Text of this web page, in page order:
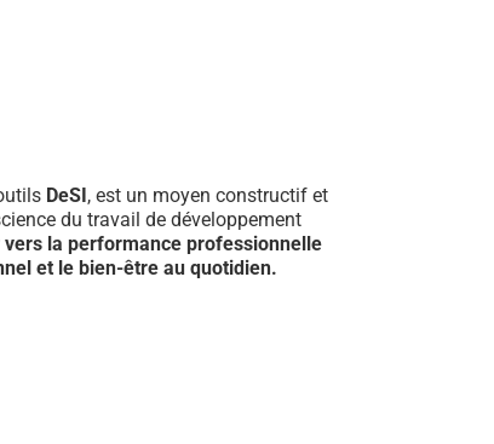
DeSI, est un moyen constructif et
du travail de développement
vers la performance professionnelle
et le bien-être au quotidien.